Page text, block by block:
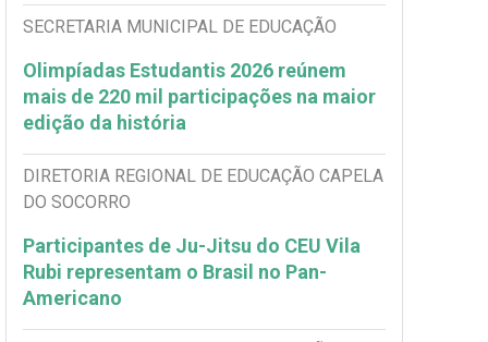
SECRETARIA MUNICIPAL DE EDUCAÇÃO
Olimpíadas Estudantis 2026 reúnem
mais de 220 mil participações na maior
edição da história
DIRETORIA REGIONAL DE EDUCAÇÃO CAPELA
DO SOCORRO
Participantes de Ju-Jitsu do CEU Vila
Rubi representam o Brasil no Pan-
Americano